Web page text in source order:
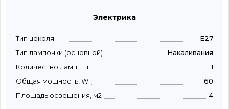
Электрика
Тип цоколя
E27
Тип лампочки (основной)
Накаливания
Количество ламп, шт
1
Общая мощность, W
60
Площадь освещения, м2
4